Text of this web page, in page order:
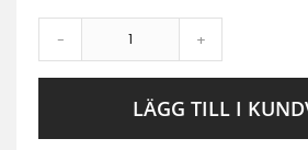
- +
LÄGG TILL I